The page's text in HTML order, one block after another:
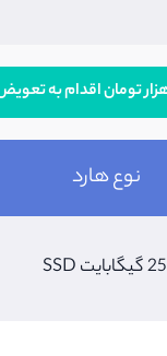
نوع هارد
25 گیگابایت SSD